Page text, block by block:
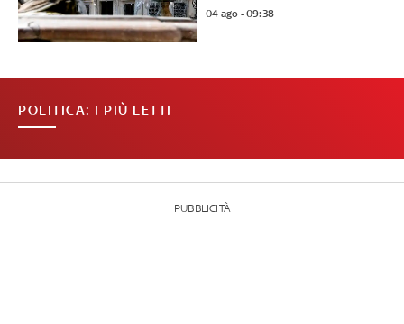
04 ago - 09:38
POLITICA: I PIÙ LETTI
PUBBLICITÀ